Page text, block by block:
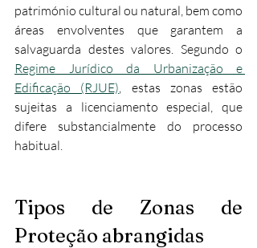
património cultural ou natural, bem como
áreas envolventes que garantem a
Regime Jurídico da Urbanização e
Edificação (RJUE), estas zonas estão
sujeitas a licenciamento especial, que
difere substancialmente do processo
habitual.
Tipos de Zonas de
Proteção abrangidas